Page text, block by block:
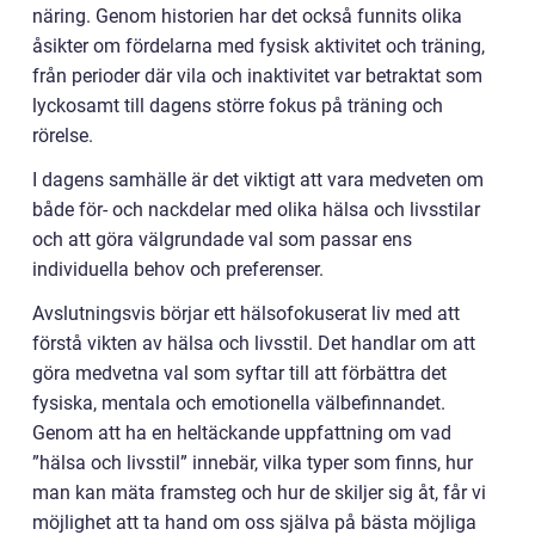
näring. Genom historien har det också funnits olika
åsikter om fördelarna med fysisk aktivitet och träning,
från perioder där vila och inaktivitet var betraktat som
lyckosamt till dagens större fokus på träning och
rörelse.
I dagens samhälle är det viktigt att vara medveten om
både för- och nackdelar med olika hälsa och livsstilar
och att göra välgrundade val som passar ens
individuella behov och preferenser.
Avslutningsvis börjar ett hälsofokuserat liv med att
förstå vikten av hälsa och livsstil. Det handlar om att
göra medvetna val som syftar till att förbättra det
fysiska, mentala och emotionella välbefinnandet.
Genom att ha en heltäckande uppfattning om vad
”hälsa och livsstil” innebär, vilka typer som finns, hur
man kan mäta framsteg och hur de skiljer sig åt, får vi
möjlighet att ta hand om oss själva på bästa möjliga